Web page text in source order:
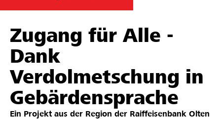
Unterstützen
Hilfe & Support
Projekte und Organisationen finden
Zugang für Alle -
Dank
Verdolmetschung in
Gebärdensprache
Ein Projekt aus der Region der Raiffeisenbank Olten